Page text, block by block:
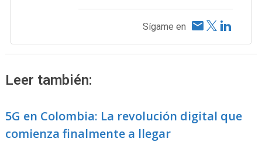
Sígame en
Leer también:
5G en Colombia: La revolución digital que
comienza finalmente a llegar